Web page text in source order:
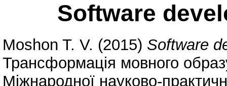
Software
Moshon T. V. (2015) Software
Трансформація мовного
Міжнародної науково-